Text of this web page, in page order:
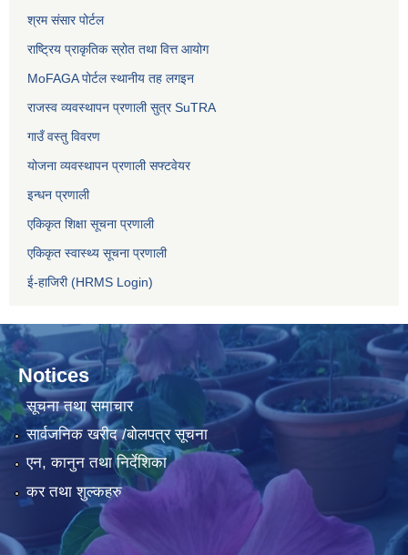
श्रम संसार पोर्टल
राष्ट्रिय प्राकृतिक स्रोत तथा वित्त आयोग
MoFAGA पोर्टल स्थानीय तह लगइन
राजस्व व्यवस्थापन प्रणाली सुत्र SuTRA
गाउँ वस्तु विवरण
योजना व्यवस्थापन प्रणाली सफ्टवेयर
इन्धन प्रणाली
एकिकृत शिक्षा सूचना प्रणाली
एकिकृत स्वास्थ्य सूचना प्रणाली
ई-हाजिरी (HRMS Login)
Notices
सूचना तथा समाचार
सार्वजनिक खरीद /बोलपत्र सूचना
एन, कानुन तथा निर्देशिका
कर तथा शुल्कहरु